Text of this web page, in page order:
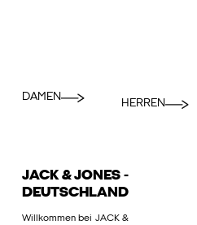
DAMEN
HERREN
JACK & JONES -
DEUTSCHLAND
Willkommen bei JACK &